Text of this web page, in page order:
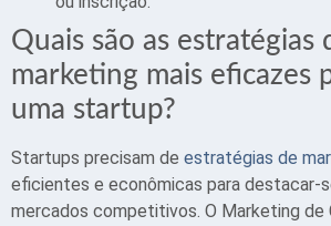
Quais são as estratégias
marketing mais eficazes
uma startup?
Startups precisam de estratégias de
eficientes e econômicas para destacar-
mercados competitivos. O Marketing de